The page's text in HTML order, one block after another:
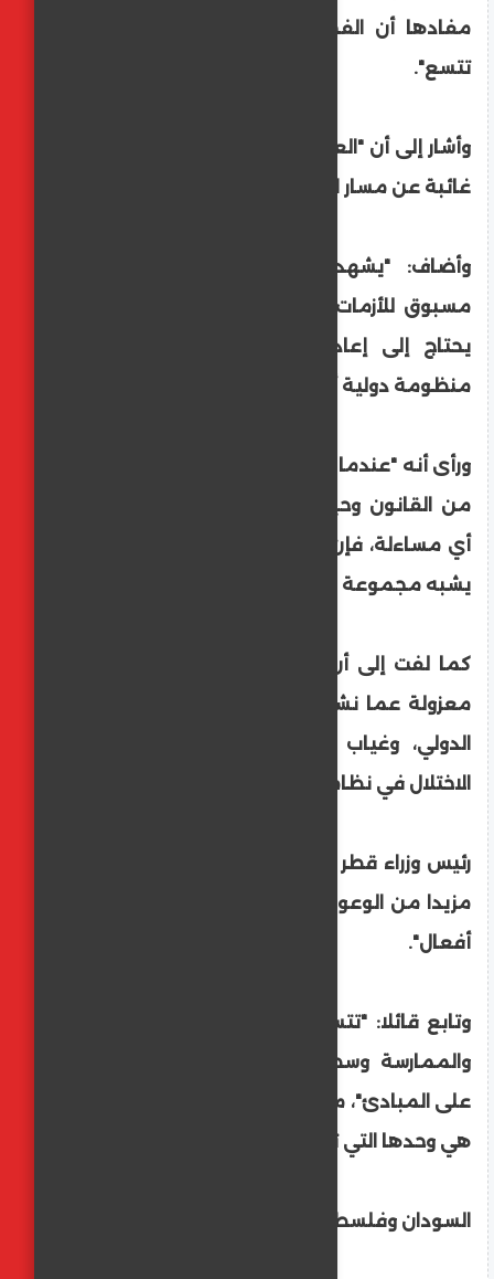
مفادها أن الفجوة بين الخطاب والممارسة
تتسع".
وأشار إلى أن "العدالة باتت في كثير من الأحيان
غائبة عن مسار القانون الدولي".
وأضاف: "يشهد عالمنا اليوم تفاقما غير
مسبوق للأزمات بسبب غياب المساءلة، وهو
يحتاج إلى إعادة الثقة في القانون، وإلى
منظومة دولية أكثر عدلا".
ورأى أنه "عندما تدار الأزمات بمنطق القوة بدلا
من القانون وحين يبقى المعتدي بعيدا عن
أي مساءلة، فإن النظام الدولي يتحول إلى ما
يشبه مجموعة من الحلول غير المنجزة".
كما لفت إلى أن "التحديات بالمنطقة ليست
معزولة عما نشهده من تراجع احترام القانون
الدولي، وغياب المساءلة أحد أخطر مظاهر
الاختلال في نظامنا الدولي".
رئيس وزراء قطر شدد على أن "العالم لا يحتاج
مزيدا من الوعود، بل عدالة تترجم الأقوال إلى
أفعال".
وتابع قائلا: "تتسع الفجوة اليوم بين الخطاب
والممارسة وسط عالم تتقدم فيه المصالح
على المبادئ"، مشددا على أن "الحلول العادلة
هي وحدها التي تصنع السلام المستدام".
السودان وفلسطين